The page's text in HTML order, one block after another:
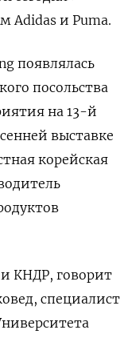
Adidas и Puma.
появлялась
посольства
на 13-й
выставке
корейская
КНДР, говорит
специалист